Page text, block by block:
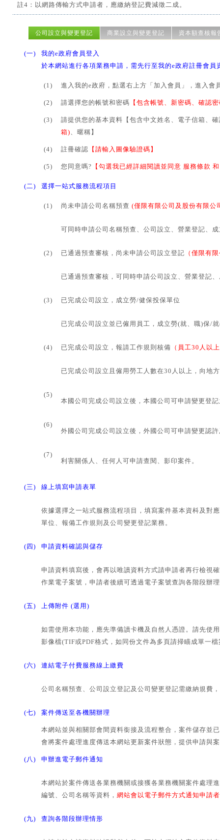
註4：以網路傳輸方式申請者，應繳納登記費減徵二成。
公司設立與變更登記 商業設立與變更登記 資本額查核報
(一)
我的e政府會員登入
於本網站進行各項業務申請，需先行至我的e政府註冊會員
(1) 進入我的e政府，點選右上方「加入會員」，進入會
(2) 請選擇您的帳號和密碼 【包含帳號、新密碼、確認
(3)
請提供您的基本資料【包含中文姓名、電子信箱、
箱)、暱稱】
(4) 註冊確認 【請輸入圖像驗證碼】
(5) 您同意嗎? 【勾選我已經詳細閱讀並同意 服務條款
(二) 選擇一站式服務流程項目
(1) 尚未申請公司名稱預查 (僅限有限公司及股份有限公
可同時申請公司名稱預查、公司設立、營業登記、
(2) 已通過預查審核，尚未申請公司設立登記 （僅限有
已通過預查審核，可同時申請公司設立、營業登記
(3) 已完成公司設立，成立勞/健保投保單位
已完成公司設立並已僱用員工，成立勞(就、職)保/
(4) 已完成公司設立，報請工作規則核備 （員工30人以
已完成公司設立且僱用勞工人數在30人以上，向地
(5)
本國公司完成公司設立後，本國公司可申請變更登
(6)
外國公司完成公司設立後，外國公司可申請變更認
(7)
利害關係人、任何人可申請查閱、影印案件。
(三) 線上填寫申請表單
依據選擇之一站式服務流程項目，填寫案件基本資枓及對
單位、報備工作規則及公司變更登記業務。
(四) 申請資料確認與儲存
申請資料填寫後，會再以唯讀資料方式請申請者再行檢視
作業電子案號，申請者後續可透過電子案號查詢各階段辦
(五) 上傳附件 (選用)
如需使用本功能，應先準備讀卡機及自然人憑證。請先使
影像檔(TIF或PDF格式，如同份文件為多頁請掃瞄成單一
(六) 連結電子付費服務線上繳費
公司名稱預查、公司設立登記及公司變更登記需繳納規費
(七) 案件傳送至各機關辦理
本網站並與相關部會間資料銜接及流程整合，案件儲存並
會將案件處理進度傳送本網站更新案件狀態，提供申請與
(八) 申辦進電子郵件通知
本網站於案件傳送各業務機關或接獲各業務機關案件處理
編號、公司名稱等資料， 網站會以電子郵件方式通知申請
(九) 查詢各階段辦理情形